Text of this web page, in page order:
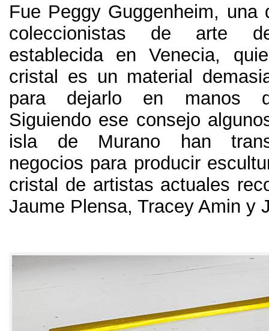
Fue Peggy Guggenheim, una
coleccionistas de arte
establecida en Venecia,
cristal es un material
para dejarlo en manos
Siguiendo ese consejo
isla de Murano han
negocios para producir
cristal de artistas actuales
Jaume Plensa, Tracey Amin y